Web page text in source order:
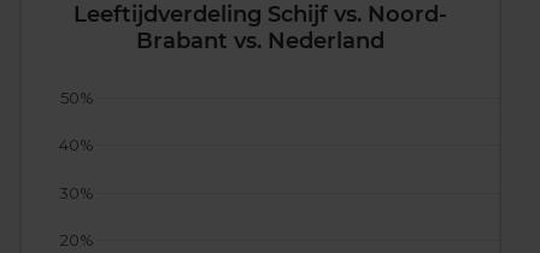
Leeftijdverdeling Schijf vs. Noord-
Brabant vs. Nederland
20%
30%
40%
50%